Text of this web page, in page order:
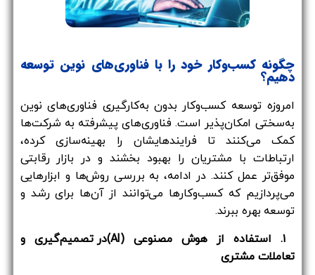
چگونه کسب‌وکار خود را با فناوری‌های نوین توسعه
دهیم؟
امروزه توسعه کسب‌وکار بدون به‌کارگیری فناوری‌های نوین
به‌سختی امکان‌پذیر است. فناوری‌های پیشرفته به شرکت‌ها
کمک می‌کنند تا فرایندهایشان را بهینه‌سازی کرده،
ارتباطات با مشتریان را بهبود بخشند و در بازار رقابتی
موفق‌تر عمل کنند. در ادامه، به بررسی روش‌ها و ابزارهایی
می‌پردازیم که کسب‌وکارها می‌توانند از آن‌ها برای رشد و
توسعه بهره ببرند.
۱. استفاده از
هوش مصنوعی (AI)
در تصمیم‌گیری و
تعاملات مشتری